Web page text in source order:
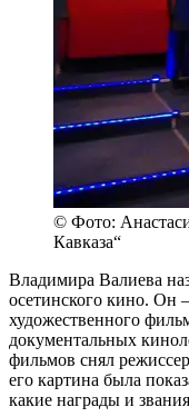
© Фото:
Кавказа“
Владимира Валиева
осетинского кино. Он
художественного
документальных
фильмов снял
его картина была
какие награды и